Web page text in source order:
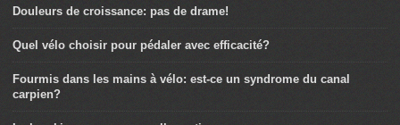
Douleurs de croissance: pas de drame!
Quel vélo choisir pour pédaler avec efficacité?
Fourmis dans les mains à vélo: est-ce un syndrome du canal
carpien?